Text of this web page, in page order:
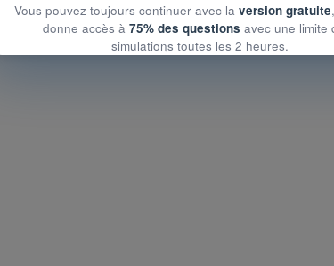
Vous pouvez toujours continuer avec la version gratuite
donne accès à 75% des questions avec une limite
simulations toutes les 2 heures.